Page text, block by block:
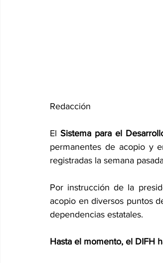
Redacción
El Sistema para el
permanentes de acopio y
registradas la semana
Por instrucción de la
acopio en diversos puntos
dependencias estatales.
Hasta el momento, el DIFH